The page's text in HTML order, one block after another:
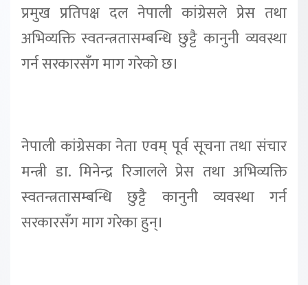
प्रमुख प्रतिपक्ष दल नेपाली कांग्रेसले प्रेस तथा
अभिव्यक्ति स्वतन्त्रतासम्बन्धि छुट्टै कानुनी व्यवस्था
गर्न सरकारसँग माग गरेको छ।
नेपाली कांग्रेसका नेता एवम् पूर्व सूचना तथा संचार
मन्त्री डा. मिनेन्द्र रिजालले प्रेस तथा अभिव्यक्ति
स्वतन्त्रतासम्बन्धि छुट्टै कानुनी व्यवस्था गर्न
सरकारसँग माग गरेका हुन्।